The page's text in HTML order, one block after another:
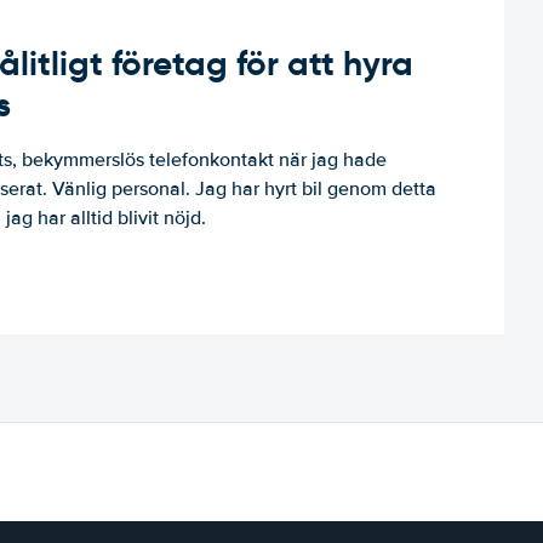
företag för att hyra
bekymmerslös telefonkontakt när jag hade
Vänlig personal. Jag har hyrt bil genom detta
har alltid blivit nöjd.